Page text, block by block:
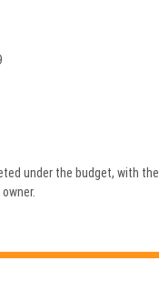
under the budget, with the